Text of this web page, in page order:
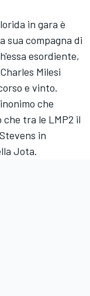
in gara è
sua compagna di
esordiente,
Charles Milesi
e vinto.
che
tra le LMP2 il
in
Jota.